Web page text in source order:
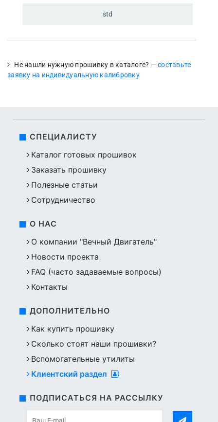
std
Не нашли нужную прошивку в каталоге? —составьте
заявку на индивидуальную калибровку
СПЕЦИАЛИСТУ
Каталог готовых прошивок
Заказать прошивку
Полезные статьи
Сотрудничество
О НАС
О компании "Вечный Двигатель"
Новости проекта
FAQ (часто задаваемые вопросы)
Контакты
ДОПОЛНИТЕЛЬНО
Как купить прошивку
Сколько стоят наши прошивки?
Вспомогательные утилиты
Клиентский раздел
ПОДПИСАТЬСЯ НА РАССЫЛКУ